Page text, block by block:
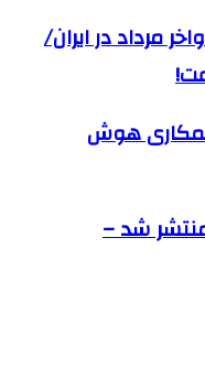
مرداد در ایران/
هوش
فارسی نگارش ۷.۰ منتشر شد –